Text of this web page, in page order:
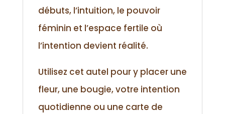
débuts, l’intuition, le pouvoir
féminin et l’espace fertile où
l’intention devient réalité.
Utilisez cet autel pour y placer une
fleur, une bougie, votre intention
quotidienne ou une carte de